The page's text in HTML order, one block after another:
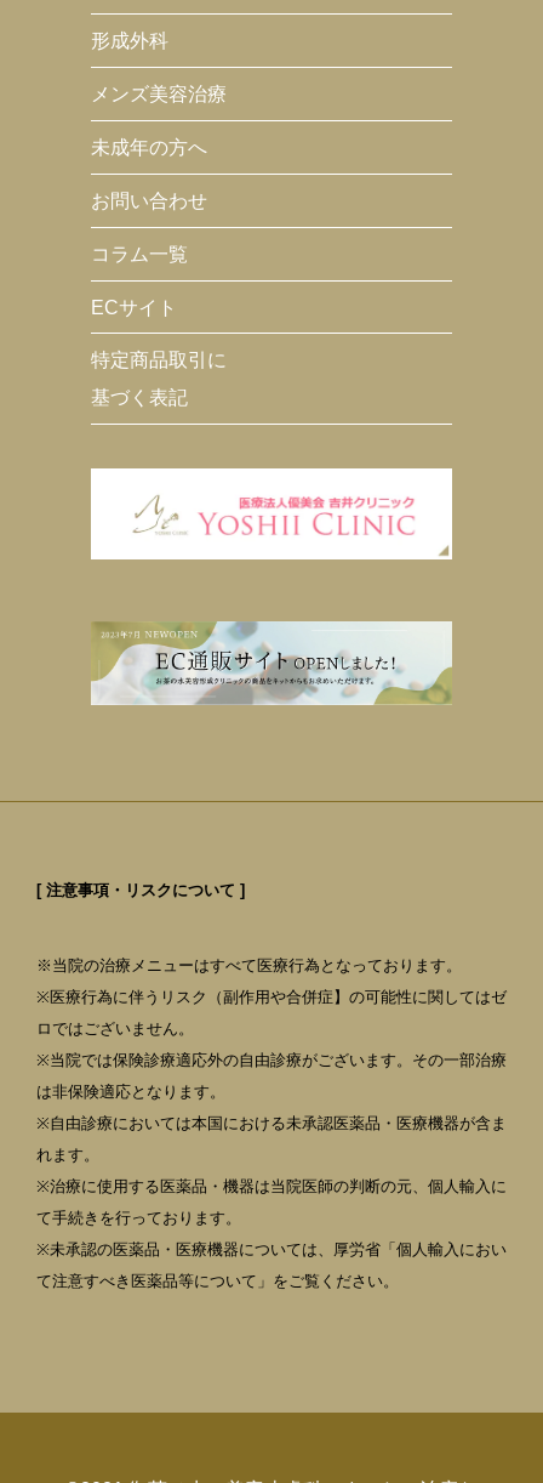
形成外科
メンズ美容治療
未成年の方へ
お問い合わせ
コラム一覧
ECサイト
特定商品取引に
基づく表記
[ 注意事項・リスクについて ]
※当院の治療メニューはすべて医療行為となっております。
※医療行為に伴うリスク（副作用や合併症】の可能性に関してはゼ
ロではございません。
※当院では保険診療適応外の自由診療がございます。その一部治療
は非保険適応となります。
※自由診療においては本国における未承認医薬品・医療機器が含ま
れます。
※治療に使用する医薬品・機器は当院医師の判断の元、個人輸入に
て手続きを行っております。
※未承認の医薬品・医療機器については、厚労省「個人輸入におい
て注意すべき医薬品等について」をご覧ください。